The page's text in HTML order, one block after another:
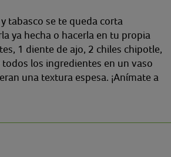
tabasco se te queda corta
ya hecha o hacerla en tu propia
1 diente de ajo, 2 chiles chipotle,
los ingredientes en un vaso
una textura espesa. ¡Anímate a